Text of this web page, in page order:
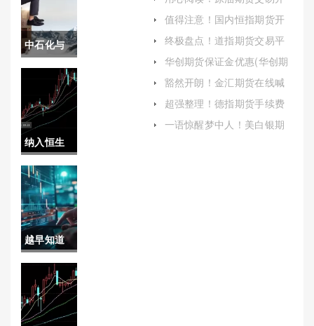
中石化与
原油期货
上市(中石
化与原油
期货上市
的区别)
纳入恒生
指数成分
股意义(纳
入恒生指
数的股票
是利好吗)
越早知道
越好！最
新国内期
货手续费
理解和准备）
值得注意！国内恒指期货开
准备和规划自己的投资之
路）
终极盘点！道指期货交易平
多种金融产品交易服务)
华创期货保证金优惠(华创期
豁然开朗！金汇期货在线喊
超强整理！德指期货手续费
一语惊醒梦中人！美白银期